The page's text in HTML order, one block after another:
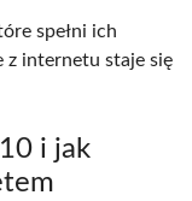
spełni ich
z internetu staje się
i jak